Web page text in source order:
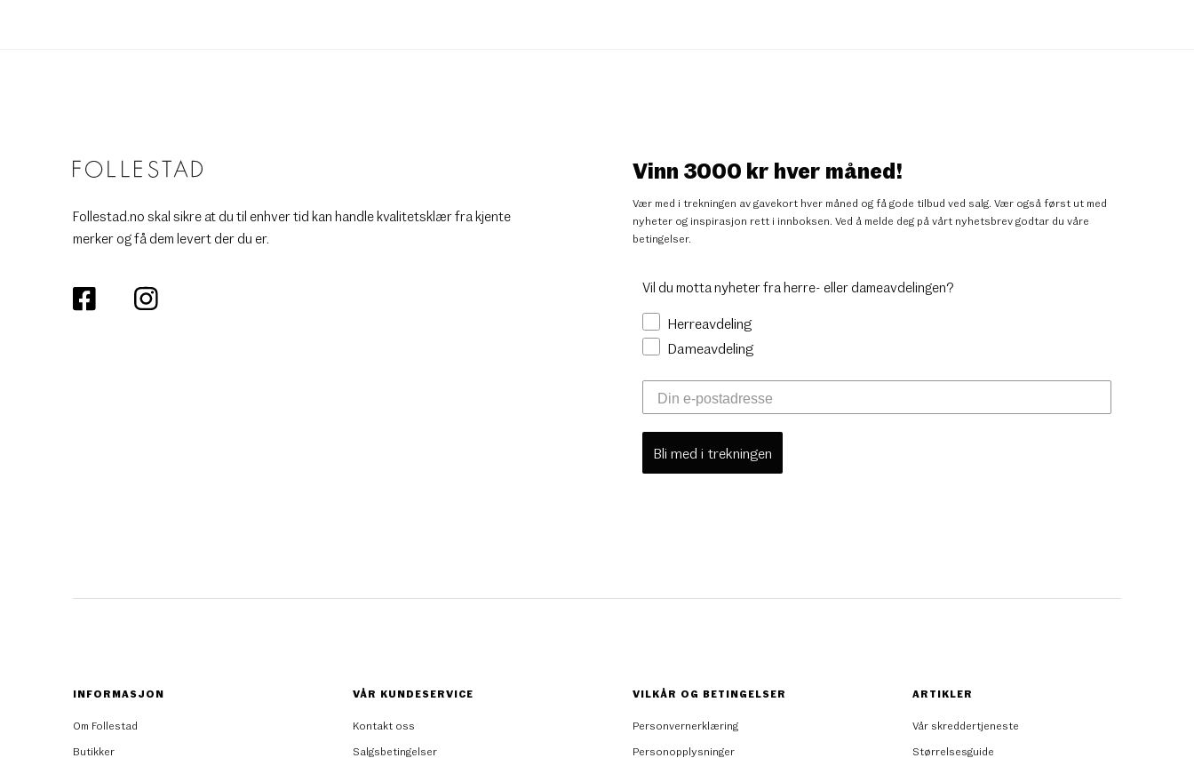
Follestad.no skal sikre at du til enhver tid kan handle kvalitetsklær fra kjente
merker og få dem levert der du er.
Vinn 3000 kr hver måned!
Vær med i trekningen av gavekort hver måned og få gode tilbud ved salg. Vær også først ut med
nyheter og inspirasjon rett i innboksen. Ved å melde deg på vårt nyhetsbrev godtar du våre
betingelser.
Vil du motta nyheter fra herre- eller dameavdelingen?
Herreavdeling
Dameavdeling
Bli med i trekningen
INFORMASJON
Om Follestad
Butikker
VÅR KUNDESERVICE
Kontakt oss
Salgsbetingelser
VILKÅR OG BETINGELSER
Personvernerklæring
Personopplysninger
ARTIKLER
Vår skreddertjeneste
Størrelsesguide